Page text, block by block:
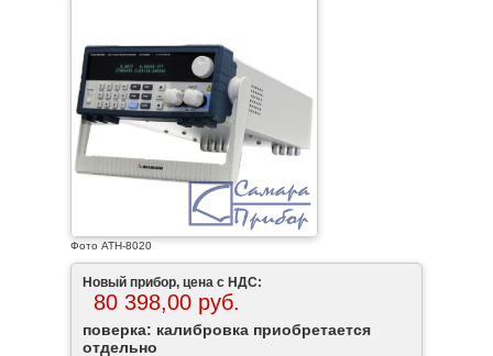
Фото АТН-8020
Новый прибор, цена с НДС:
80 398,00 руб.
поверка: калибровка приобретается
отдельно